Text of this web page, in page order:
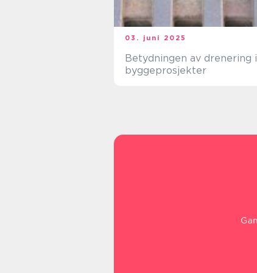
03. juni 2025
Betydningen av drenering i
byggeprosjekter